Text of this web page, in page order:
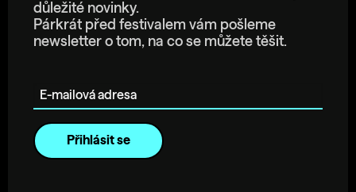
důležité novinky.
Párkrát před festivalem vám pošleme
newsletter o tom, na co se můžete těšit.